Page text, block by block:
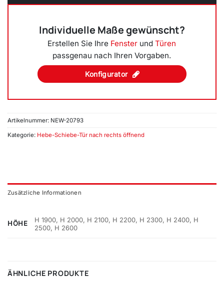
Individuelle Maße gewünscht?
Erstellen Sie Ihre Fenster undTüren
passgenau nach Ihren Vorgaben.
Konfigurator
Artikelnummer: NEW-20793
Kategorie: Hebe-Schiebe-Tür nach rechts öffnend
Zusätzliche Informationen
HÖHE
H 1900, H 2000, H 2100, H 2200, H 2300, H 2400, H
2500, H 2600
ÄHNLICHE PRODUKTE